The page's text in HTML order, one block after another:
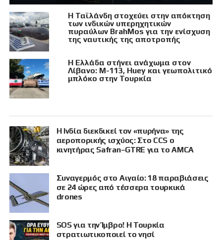
Η Ταϊλάνδη στοχεύει στην απόκτηση
των ινδικών υπερηχητικών
πυραύλων BrahMos για την ενίσχυση
της ναυτικής της αποτροπής
Η Ελλάδα στήνει ανάχωμα στον
Λίβανο: M-113, Huey και γεωπολιτικό
μπλόκο στην Τουρκία
Η Ινδία διεκδικεί τον «πυρήνα» της
αεροπορικής ισχύος: Στο CCS ο
κινητήρας Safran–GTRE για το AMCA
Συναγερμός στο Αιγαίο: 18 παραβιάσεις
σε 24 ώρες από τέσσερα τουρκικά
drones
SOS για την Ίμβρο! Η Τουρκία
στρατιωτικοποιεί το νησί